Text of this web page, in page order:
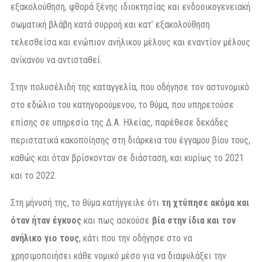
εξακολούθηση, φθορά ξένης ιδιοκτησίας και ενδοοικογενειακή
σωματική βλάβη κατά συρροή και κατ’ εξακολούθηση
τελεσθείσα και ενώπιον ανήλικου μέλους και εναντίον μέλους
ανίκανου να αντισταθεί.
Στην πολυσέλιδή της καταγγελία, που οδήγησε τον αστυνομικό
στο εδώλιο του κατηγορούμενου, το θύμα, που υπηρετούσε
επίσης σε υπηρεσία της Δ.Α. Ηλείας, παρέθεσε δεκάδες
περιστατικά κακοποίησης στη διάρκεια του έγγαμου βίου τους,
καθώς και όταν βρίσκονταν σε διάσταση, και κυρίως το 2021
και το 2022.
Στη μήνυσή της, το θύμα κατήγγειλε ότι τη χτύπησε ακόμα και
όταν ήταν έγκυος και πως ασκούσε βία στην ίδια και τον
ανήλικο γιο τους, κάτι που την οδήγησε στο να
χρησιμοποιήσει κάθε νομικό μέσο για να διαφυλάξει την